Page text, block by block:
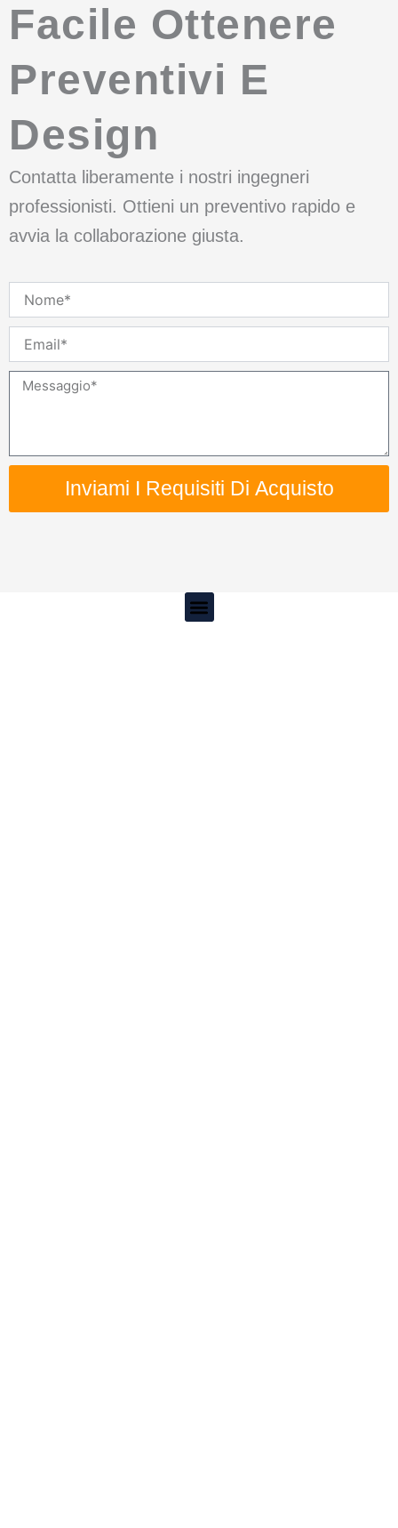
Facile Ottenere
Preventivi E
Design
Contatta liberamente i nostri ingegneri
professionisti. Ottieni un preventivo rapido e
avvia la collaborazione giusta.
Messaggio
Inviami I Requisiti Di Acquisto
Menu